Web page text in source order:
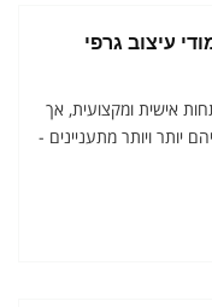
עיצוב גרפי
אישית ומקצועית, אך
יותר ויותר מתעניינים -